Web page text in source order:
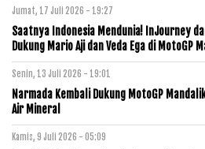
Jumat, 17 Juli 2026 - 19:27
Saatnya Indonesia Mendunia! InJourney
Dukung Mario Aji dan Veda Ega di MotoGP
Senin, 13 Juli 2026 - 19:01
Narmada Kembali Dukung MotoGP
Air Mineral
Kamis, 9 Juli 2026 - 05:09